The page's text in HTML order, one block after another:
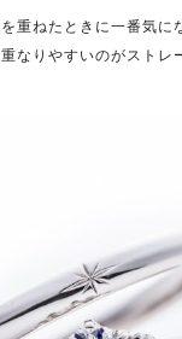
重ねたときに一番気に
なりやすいのがストレ